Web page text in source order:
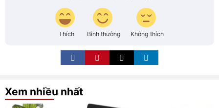
Thích Bình thường Không thích
Xem nhiều nhất